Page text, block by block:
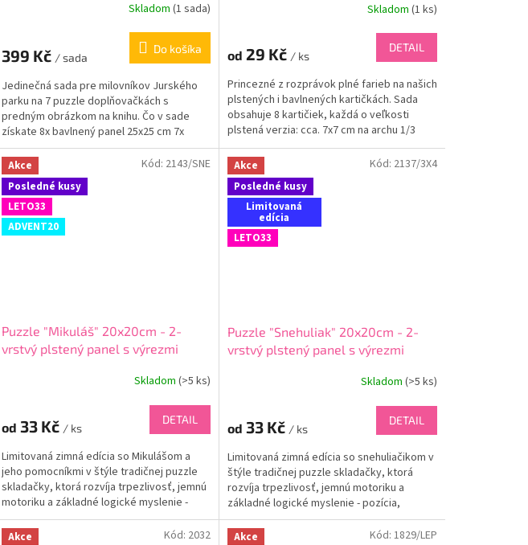
Skladom (1 sada)
399 Kč / sada
Do košíka
Jedinečná sada pre milovníkov Jurského
parku na 7 puzzle doplňovačkách s
predným obrázkom na knihu. Čo v sade
získate 8x bavlnený panel 25x25 cm 7x
dvojvrstvé puzzle výrezy...
Skladom (1 ks)
od 29 Kč / ks
DETAIL
Princezné z rozprávok plné farieb na našich
plstených i bavlnených kartičkách. Sada
obsahuje 8 kartičiek, každá o veľkosti
plstená verzia: cca. 7x7 cm na archu 1/3
A3,...
Akce
Posledné kusy
LETO33
ADVENT20
Puzzle "Mikuláš" 20x20cm - 2-
vrstvý plstený panel s výrezmi
Skladom (>5 ks)
od 33 Kč / ks
DETAIL
Limitovaná zimná edícia so Mikulášom a
jeho pomocníkmi v štýle tradičnej puzzle
skladačky, ktorá rozvíja trpezlivosť, jemnú
motoriku a základné logické myslenie -
pozícia,...
Kód: 2143/SNE
Akce
Posledné kusy
Limitovaná
edícia
LETO33
Puzzle "Snehuliak" 20x20cm - 2-
vrstvý plstený panel s výrezmi
Skladom (>5 ks)
od 33 Kč / ks
DETAIL
Limitovaná zimná edícia so snehuliačikom v
štýle tradičnej puzzle skladačky, ktorá
rozvíja trpezlivosť, jemnú motoriku a
základné logické myslenie - pozícia,
otočenie,...
Kód: 2137/3X4
Akce
Kód: 2032
Akce
Kód: 1829/LEP